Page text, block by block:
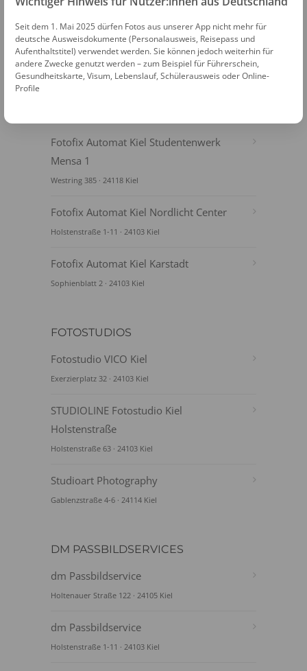
Fotofix Automat Kiel Studentenwerk
Mensa 1
Westring 385 · 24118 Kiel
Fotofix Automat Kiel Nordlicht Center
Holstenstraße 1-11 · 24103 Kiel
Fotofix Automat Kiel Karstadt
Sophienblatt 2 · 24103 Kiel
FOTOSTUDIOS
Fotostudio VICO Kiel
Exerzierplatz 32 · 24103 Kiel
STUDIOLINE Fotostudio Kiel
Holstenstraße
Holstenstraße 63 · 24103 Kiel
Studioart Photography
Gablenzstraße 4-6 · 24114 Kiel
DM PASSBILDSERVICES
dm Passbildservice
Holtenauer Straße 122 · 24105 Kiel
dm Passbildservice
Holstenstraße 1-11 · 24103 Kiel
Seit dem 1. Mai 2025 dürfen Fotos aus unserer App nicht mehr für
deutsche Ausweisdokumente (Personalausweis, Reisepass und
Aufenthaltstitel) verwendet werden. Sie können jedoch weiterhin für
andere Zwecke genutzt werden – zum Beispiel für Führerschein,
Gesundheitskarte, Visum, Lebenslauf, Schülerausweis oder Online-
Profile